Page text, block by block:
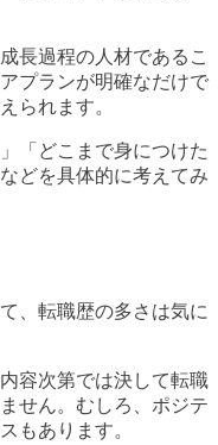
長過程の人材であるこ
プランが明確なだけで
られます。
「どこまで身につけた
どを具体的に考えてみ
、転職歴の多さは気に
容次第では決して転職
せん。むしろ、ポジテ
もあります。